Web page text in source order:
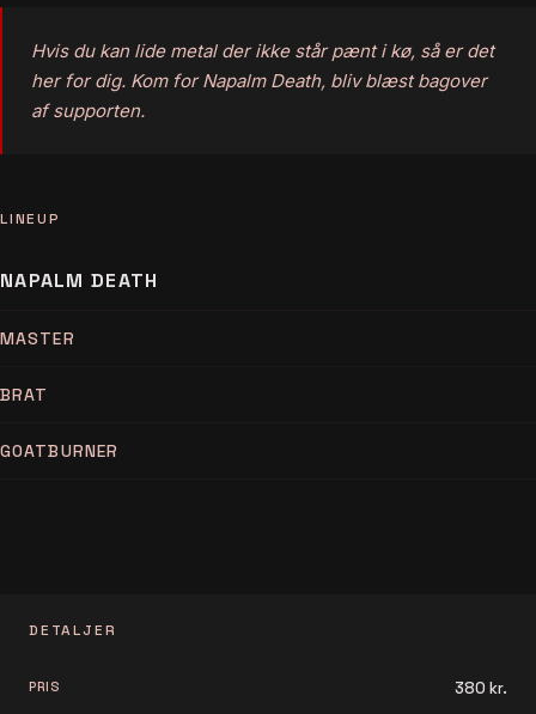
Hvis du kan lide metal der ikke står pænt i kø, så er det
her for dig. Kom for Napalm Death, bliv blæst bagover
af supporten.
LINEUP
NAPALM DEATH
MASTER
BRAT
GOATBURNER
DETALJER
PRIS 380 kr.